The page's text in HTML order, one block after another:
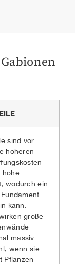
sind vor
höheren
hohe
wodurch ein
kann.
große
massiv
wenn sie
Pflanzen